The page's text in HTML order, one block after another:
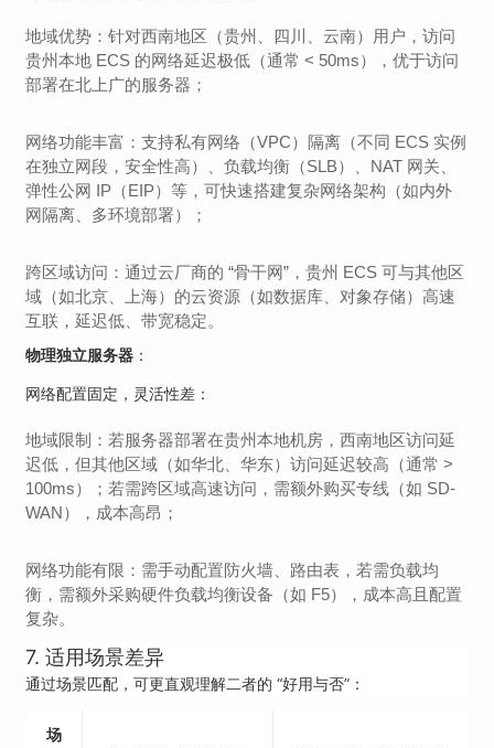
地域优势：针对西南地区（贵州、四川、云南）用户，访问
贵州本地 ECS 的网络延迟极低（通常 < 50ms），优于访问
部署在北上广的服务器；
网络功能丰富：支持私有网络（VPC）隔离（不同 ECS 实例
在独立网段，安全性高）、负载均衡（SLB）、NAT 网关、
弹性公网 IP（EIP）等，可快速搭建复杂网络架构（如内外
网隔离、多环境部署）；
跨区域访问：通过云厂商的 “骨干网”，贵州 ECS 可与其他区
域（如北京、上海）的云资源（如数据库、对象存储）高速
互联，延迟低、带宽稳定。
物理独立服务器 ：
网络配置固定，灵活性差：
地域限制：若服务器部署在贵州本地机房，西南地区访问延
迟低，但其他区域（如华北、华东）访问延迟较高（通常 >
100ms）；若需跨区域高速访问，需额外购买专线（如 SD-
WAN），成本高昂；
网络功能有限：需手动配置防火墙、路由表，若需负载均
衡，需额外采购硬件负载均衡设备（如 F5），成本高且配置
复杂。
7. 适用场景差异
通过场景匹配，可更直观理解二者的 “好用与否”：
场